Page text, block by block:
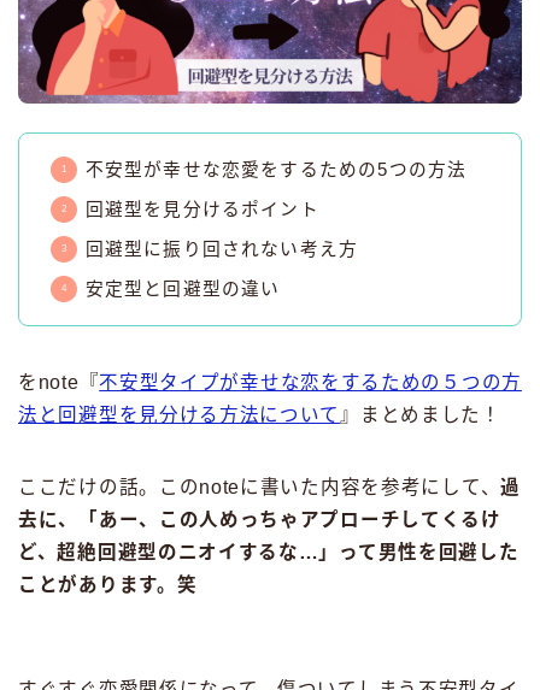
不安型が幸せな恋愛をするための5つの方法
回避型を見分けるポイント
回避型に振り回されない考え方
安定型と回避型の違い
をnote『不安型タイプが幸せな恋をするための５つの方
法と回避型を見分ける方法について 』まとめました！
ここだけの話。このnoteに書いた内容を参考にして、過
去に、「あー、この人めっちゃアプローチしてくるけ
ど、超絶回避型のニオイするな…」って男性を回避した
ことがあります。笑